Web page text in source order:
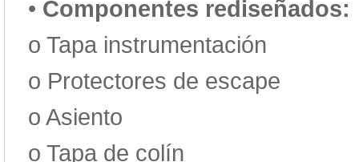
• Componentes rediseñados:
o Tapa instrumentación
o Protectores de escape
o Asiento
o Tapa de colín